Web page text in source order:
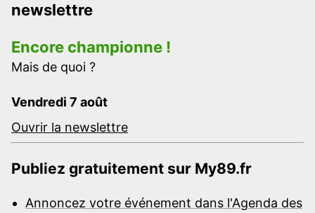
newslettre
Encore championne !
Mais de quoi ?
Vendredi 7 août
Ouvrir la newslettre
Publiez gratuitement sur My89.fr
Annoncez votre événement dans l'Agenda des